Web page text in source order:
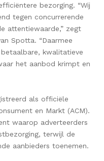
bezorging. “Wij
tegen concurrerende
attentiewaarde,” zegt
Spotta. “Daarmee
kwalitatieve
het aanbod krimpt en
als officiële
en Markt (ACM).
waarop adverteerders
terwijl de
aanbieders toenemen.